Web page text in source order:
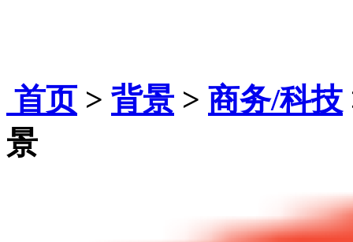
首页> 背景 > 商务/科技
景